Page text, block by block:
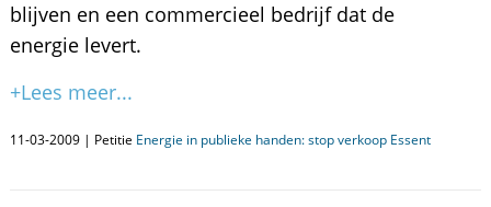
blijven en een commercieel bedrijf dat de
energie levert.
+Lees meer...
11-03-2009 | Petitie Energie in publieke handen: stop verkoop Essent